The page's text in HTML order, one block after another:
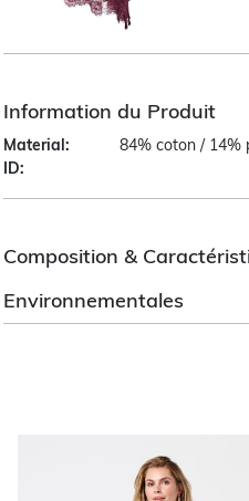
Information du Produit
Material:
84% coton / 14%
ID:
Composition &
Environnementales